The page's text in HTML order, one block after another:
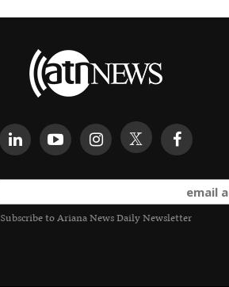
Subscribe to Ariana News Daily Newsletter